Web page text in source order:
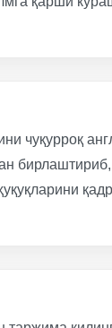
чуқурроқ